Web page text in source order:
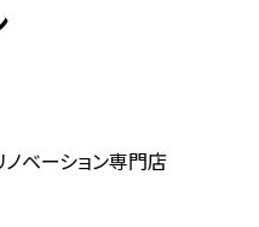
ノベーション専門店